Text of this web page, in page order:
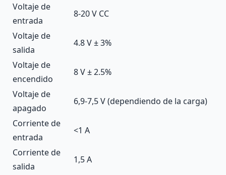
Voltaje de
entrada
8-20 V СC
Voltaje de
salida
4.8 V ± 3%
Voltaje de
encendido
8 V ± 2.5%
Voltaje de
apagado
6,9-7,5 V (dependiendo de la carga)
Corriente de
entrada
<1 А
Corriente de
salida
1,5 А